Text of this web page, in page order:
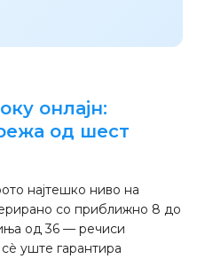
онлајн:
од шест
најтешко ниво на
со приближно 8 до
од 36 — речиси
уште гарантира